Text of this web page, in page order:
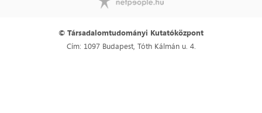
© Társadalomtudományi Kutatóközpont
Cím: 1097 Budapest, Tóth Kálmán u. 4.